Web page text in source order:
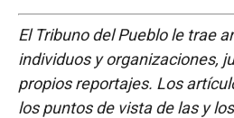
El Tribuno del Pueblo le trae
individuos y organizaciones,
propios reportajes. Los
los puntos de vista de las y